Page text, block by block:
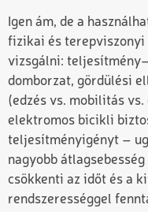
Igen ám, de a
fizikai és terepviszonyi
vizsgálni:
domborzat, gördülési
(edzés vs. mobilitás
elektromos bicikli
teljesítményigényt –
nagyobb
csökkenti az időt és a
rendszerességgel